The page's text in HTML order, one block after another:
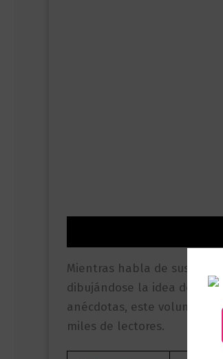
Mientras habla de sus
dibujándose la idea de
anécdotas, este volumen
miles de lectores.